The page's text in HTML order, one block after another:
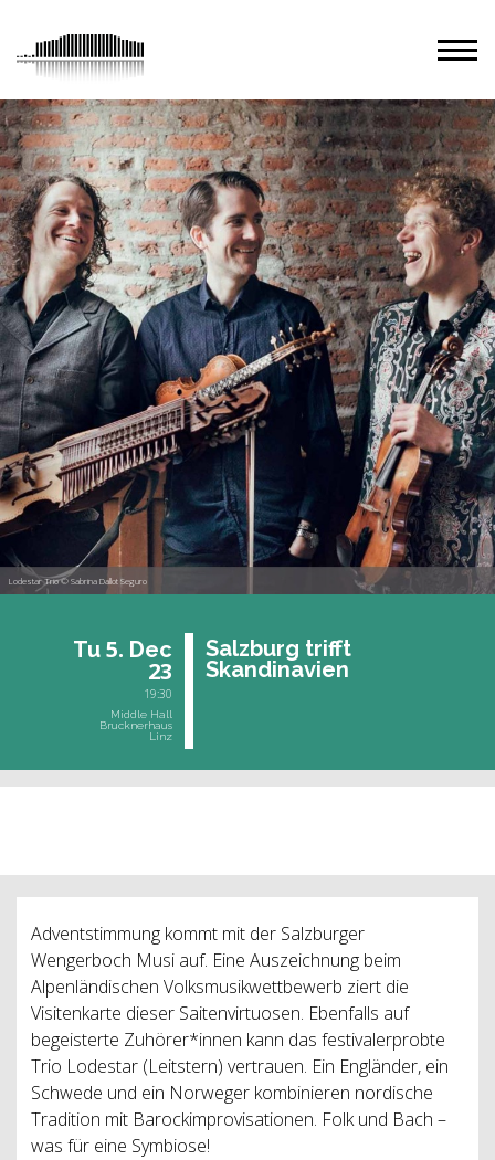
Lodestar Trio © Sabrina Dallot Seguro
Tu 5. Dec
23
19:30
Middle Hall
Brucknerhaus
Linz
Salz­burg trifft
Skan­di­na­vi­en
Adventstimmung kommt mit der Salzburger
Wengerboch Musi auf. Eine Auszeichnung beim
Alpenländischen Volksmusikwettbewerb ziert die
Visitenkarte dieser Saitenvirtuosen. Ebenfalls auf
begeisterte Zuhörer*innen kann das festivalerprobte
Trio Lodestar (Leitstern) vertrauen. Ein Engländer, ein
Schwede und ein Norweger kombinieren nordische
Tradition mit Barockimprovisationen. Folk und Bach –
was für eine Symbiose!